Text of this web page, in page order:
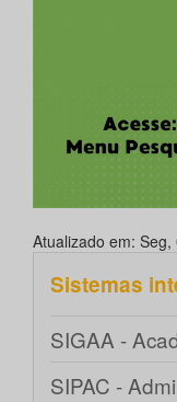
Atualizado em:
Sistemas
SIGAA -
SIPAC -